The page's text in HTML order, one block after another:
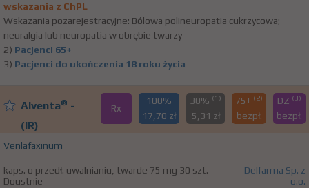
wskazania z ChPL
Wskazania pozarejestracyjne: Bólowa polineuropatia cukrzycowa;
neuralgia lub neuropatia w obrębie twarzy
2) Pacjenci 65+
3) Pacjenci do ukończenia 18 roku życia
Alventa® -
(IR)
Rx
100%
17,70 zł
30% (1)
5,31 zł
75+ (2)
bezpł.
DZ (3)
bezpł.
Venlafaxinum
kaps. o przedł. uwalnianiu, twarde 75 mg 30 szt.
Doustnie
Delfarma Sp. z
o.o.